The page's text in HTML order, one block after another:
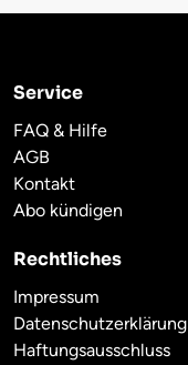
Service
FAQ & Hilfe
AGB
Kontakt
Abo kündigen
Rechtliches
Impressum
Datenschutzerklärung
Haftungsausschluss